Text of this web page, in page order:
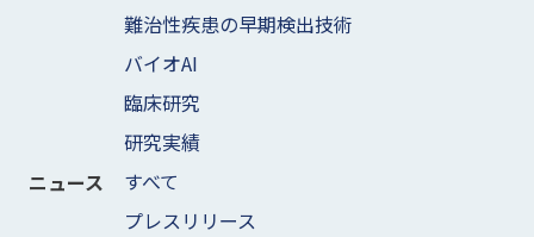
難治性疾患の早期検出技術
バイオAI
臨床研究
研究実績
ニュース
すべて
プレスリリース